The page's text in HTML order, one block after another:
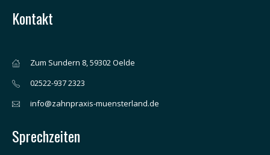
Kontakt
Zum Sundern 8, 59302 Oelde
02522-937 2323
info@zahnpraxis-muensterland.de
Sprechzeiten